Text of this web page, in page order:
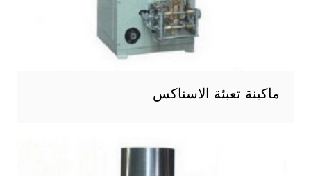
ماكينة تعبئة الاسناكس